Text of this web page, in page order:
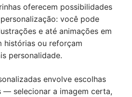
oferecem possibilidades
você pode
e até animações em
histórias ou reforçam
personalidade.
envolve escolhas
— selecionar a imagem certa,